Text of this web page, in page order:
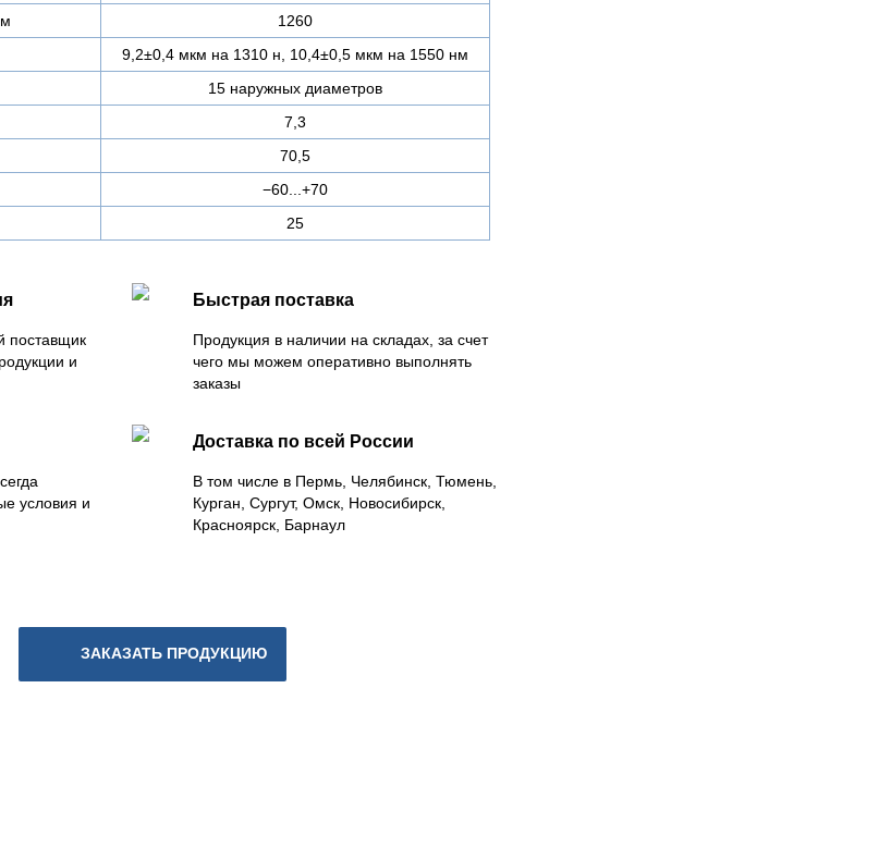
1260
9,2±0,4 мкм на 1310 н, 10,4±0,5 мкм на 1550 нм
15 наружных диаметров
7,3
70,5
−60...+70
25
поставщик
и
Быстрая поставка
Продукция в наличии на складах, за счет
чего мы можем оперативно выполнять
заказы
условия и
Доставка по всей России
В том числе в Пермь, Челябинск, Тюмень,
Курган, Сургут, Омск, Новосибирск,
Красноярск, Барнаул
ЗАКАЗАТЬ ПРОДУКЦИЮ